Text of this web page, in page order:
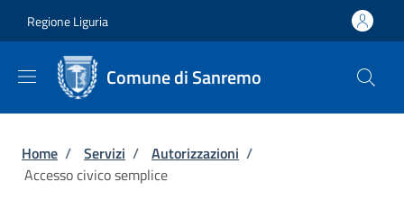
Regione Liguria
Comune di Sanremo
Briciole di pane
Home / Servizi / Autorizzazioni /
Accesso civico semplice